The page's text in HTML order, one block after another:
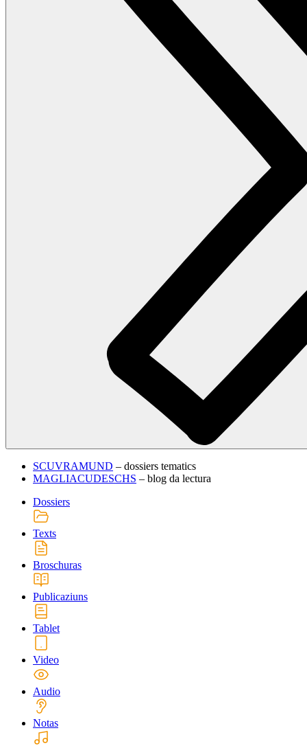
SCUVRAMUND – dossiers tematics
MAGLIACUDESCHS – blog da lectura
Dossiers
Texts
Broschuras
Publicaziuns
Tablet
Video
Audio
Notas